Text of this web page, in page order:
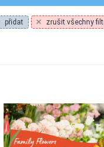
přidat zrušit všechny